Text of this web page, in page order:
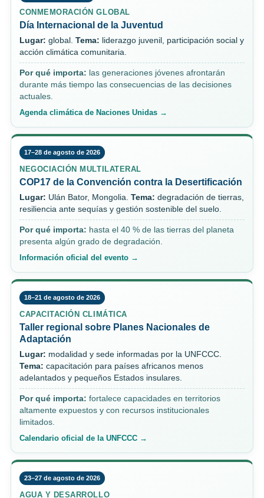
CONMEMORACIÓN GLOBAL
Día Internacional de la Juventud
Lugar: global. Tema: liderazgo juvenil, participación social y
acción climática comunitaria.
Por qué importa: las generaciones jóvenes afrontarán
durante más tiempo las consecuencias de las decisiones
actuales.
Agenda climática de Naciones Unidas →
17–28 de agosto de 2026
NEGOCIACIÓN MULTILATERAL
COP17 de la Convención contra la Desertificación
Lugar: Ulán Bator, Mongolia. Tema: degradación de tierras,
resiliencia ante sequías y gestión sostenible del suelo.
Por qué importa: hasta el 40 % de las tierras del planeta
presenta algún grado de degradación.
Información oficial del evento →
18–21 de agosto de 2026
CAPACITACIÓN CLIMÁTICA
Taller regional sobre Planes Nacionales de
Adaptación
Lugar: modalidad y sede informadas por la UNFCCC.
Tema: capacitación para países africanos menos
adelantados y pequeños Estados insulares.
Por qué importa: fortalece capacidades en territorios
altamente expuestos y con recursos institucionales
limitados.
Calendario oficial de la UNFCCC →
23–27 de agosto de 2026
AGUA Y DESARROLLO